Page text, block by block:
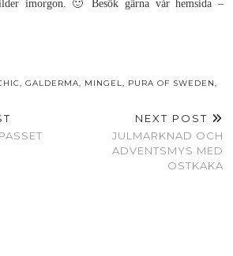
imorgon. 🙂 Besök gärna vår hemsida –
, GALDERMA, MINGEL, PURA OF SWEDEN,
NEXT POST
JULMARKNAD OCH
ADVENTSMYS MED
OSTKAKA